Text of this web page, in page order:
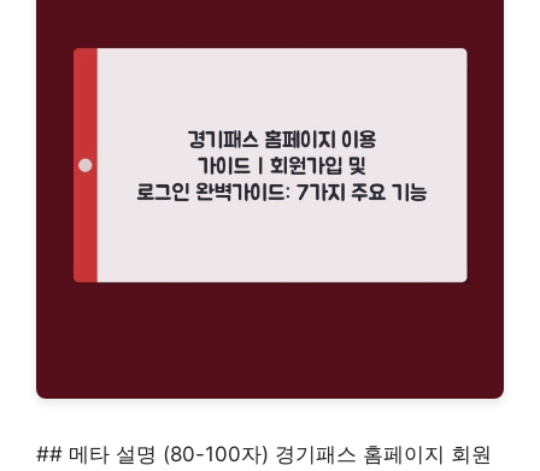
## 메타 설명 (80-100자) 경기패스 홈페이지 회원